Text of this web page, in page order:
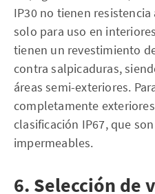
IP30 no tienen
solo para uso en
tienen un revestimiento
contra salpicaduras,
áreas semi-exteriores.
completamente
clasificación IP67, que
impermeables.
6. Selección de